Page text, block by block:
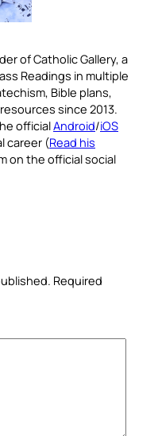
of Catholic Gallery, a
Readings in multiple
Bible plans,
since 2013.
officialAndroid/iOS
career (Read his
on the official social
Required